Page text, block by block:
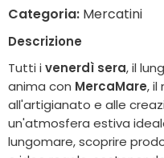
Categoria: Mercatini
Descrizione
Tutti i venerdì sera, il
anima con MercaMare, il
all'artigianato e alle
un'atmosfera estiva
lungomare, scoprire